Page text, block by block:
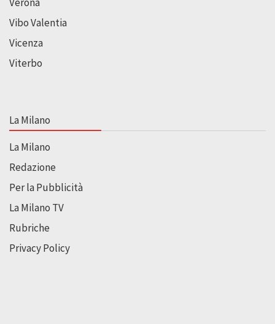
Vibo Valentia
Vicenza
Viterbo
La Milano
La Milano
Redazione
Per la Pubblicità
La Milano TV
Rubriche
Privacy Policy